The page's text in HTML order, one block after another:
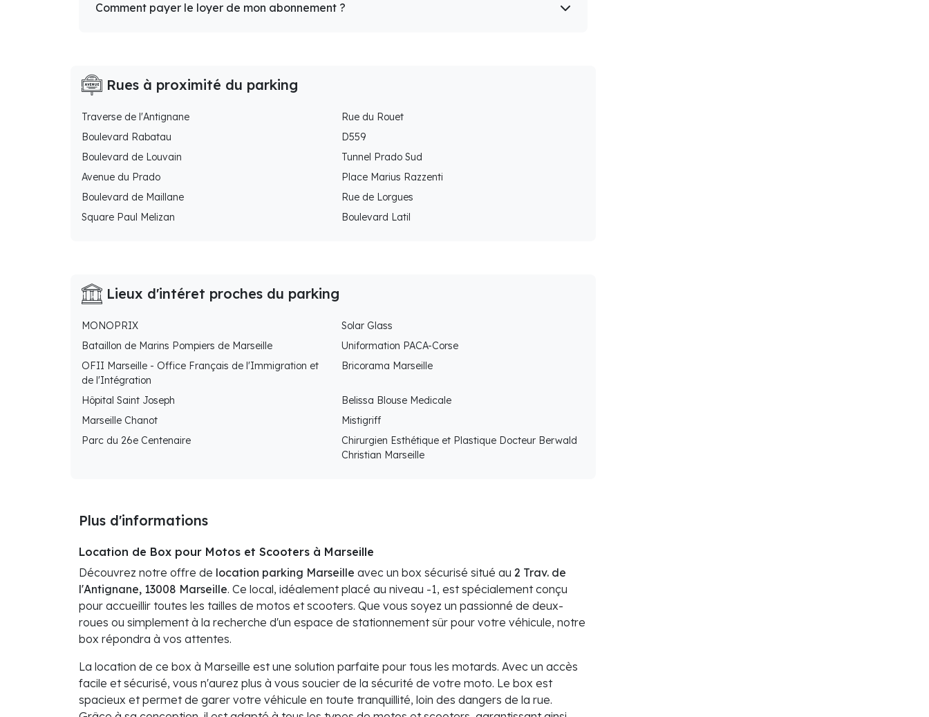
Comment payer le loyer de mon abonnement ?
Rues à proximité du parking
Traverse de l'Antignane
Rue du Rouet
Boulevard Rabatau
D559
Boulevard de Louvain
Tunnel Prado Sud
Avenue du Prado
Place Marius Razzenti
Boulevard de Maillane
Rue de Lorgues
Square Paul Melizan
Boulevard Latil
Lieux d'intéret proches du parking
MONOPRIX
Solar Glass
Bataillon de Marins Pompiers de Marseille
Uniformation PACA-Corse
OFII Marseille - Office Français de l'Immigration et
de l'Intégration
Bricorama Marseille
Hôpital Saint Joseph
Belissa Blouse Medicale
Marseille Chanot
Mistigriff
Parc du 26e Centenaire
Chirurgien Esthétique et Plastique Docteur Berwald
Christian Marseille
Plus d'informations
Location de Box pour Motos et Scooters à Marseille
Découvrez notre offre de location parking Marseille avec un box sécurisé situé au 2 Trav. de
l'Antignane, 13008 Marseille. Ce local, idéalement placé au niveau -1, est spécialement conçu
pour accueillir toutes les tailles de motos et scooters. Que vous soyez un passionné de deux-
roues ou simplement à la recherche d'un espace de stationnement sûr pour votre véhicule, notre
box répondra à vos attentes.
La location de ce box à Marseille est une solution parfaite pour tous les motards. Avec un accès
facile et sécurisé, vous n'aurez plus à vous soucier de la sécurité de votre moto. Le box est
spacieux et permet de garer votre véhicule en toute tranquillité, loin des dangers de la rue.